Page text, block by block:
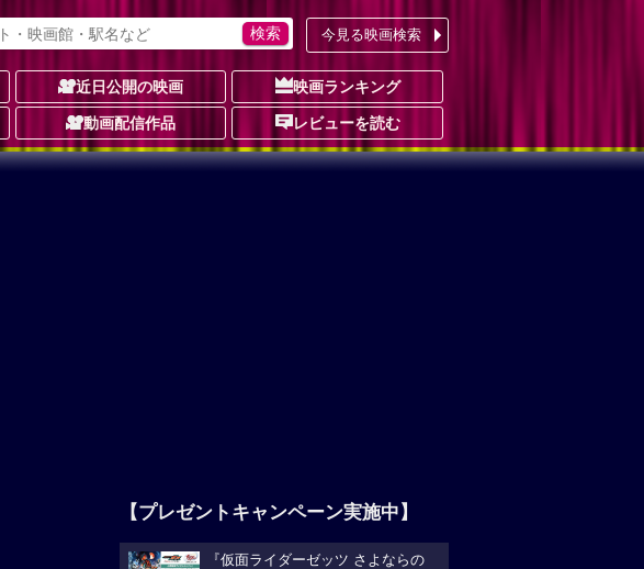
今見る映画検索
近日公開の映画 映画ランキング
動画配信作品 レビューを読む
【プレゼントキャンペーン実施中】
『仮面ライダーゼッツ さよならの